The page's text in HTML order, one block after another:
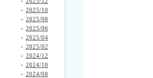
2025/10
2025/08
2025/06
2025/04
2025/02
2024/12
2024/10
2024/08